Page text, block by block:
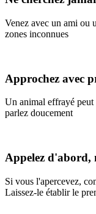
Venez avec un ami ou
zones inconnues
Approchez avec
Un animal effrayé peut
parlez doucement
Appelez d'abord,
Si vous l'apercevez,
Laissez-le établir le